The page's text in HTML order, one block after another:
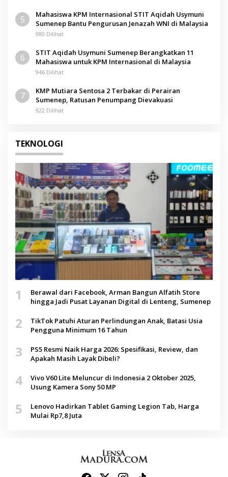
5
Mahasiswa KPM Internasional STIT Aqidah Usymuni
Sumenep Bantu Pengurusan Jenazah WNI di Malaysia
980 Dilihat
6
STIT Aqidah Usymuni Sumenep Berangkatkan 11
Mahasiswa untuk KPM Internasional di Malaysia
946 Dilihat
7
KMP Mutiara Sentosa 2 Terbakar di Perairan
Sumenep, Ratusan Penumpang Dievakuasi
922 Dilihat
TEKNOLOGI
1
Berawal dari Facebook, Arman Bangun Alfatih Store
hingga Jadi Pusat Layanan Digital di Lenteng, Sumenep
2
TikTok Patuhi Aturan Perlindungan Anak, Batasi Usia
Pengguna Minimum 16 Tahun
3
PS5 Resmi Naik Harga 2026: Spesifikasi, Review, dan
Apakah Masih Layak Dibeli?
4
Vivo V60 Lite Meluncur di Indonesia 2 Oktober 2025,
Usung Kamera Sony 50 MP
5
Lenovo Hadirkan Tablet Gaming Legion Tab, Harga
Mulai Rp7,8 Juta